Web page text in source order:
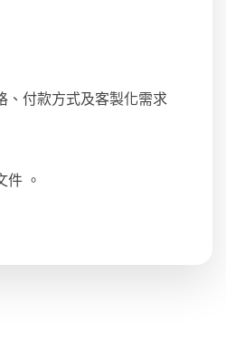
、付款方式及客製化需求
件 。